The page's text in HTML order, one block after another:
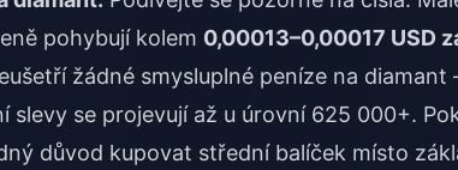
pohybují kolem 0,00013–0,00017 USD
žádné smysluplné peníze na diamant
slevy se projevují až u úrovní 625 000+.
důvod kupovat střední balíček místo